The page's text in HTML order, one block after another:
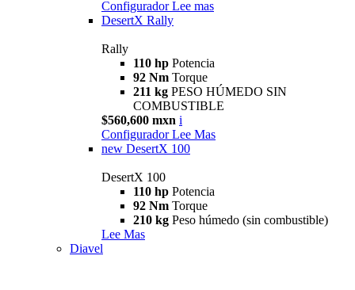
Configurador Lee mas
DesertX Rally
Rally
110 hp Potencia
92 Nm Torque
211 kg PESO HÚMEDO SIN
COMBUSTIBLE
$560,600 mxn i
Configurador Lee Mas
new DesertX 100
DesertX 100
110 hp Potencia
92 Nm Torque
210 kg Peso húmedo (sin combustible)
Lee Mas
Diavel